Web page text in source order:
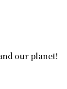
our planet!